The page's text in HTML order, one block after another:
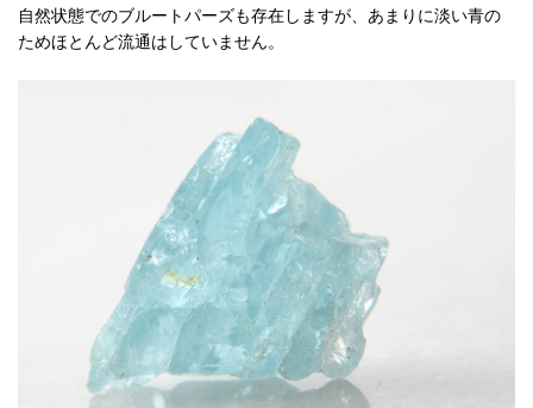
自然状態でのブルートパーズも存在しますが、あまりに淡い青の
ためほとんど流通はしていません。